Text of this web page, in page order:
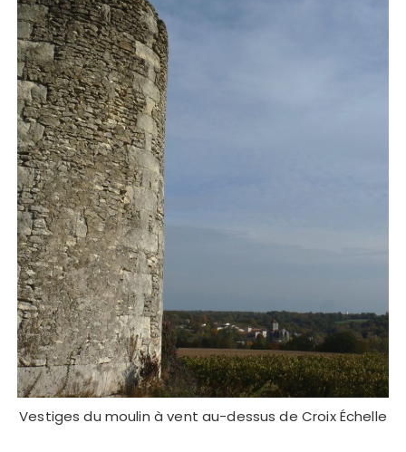
Vestiges du moulin à vent au-dessus de Croix Échelle